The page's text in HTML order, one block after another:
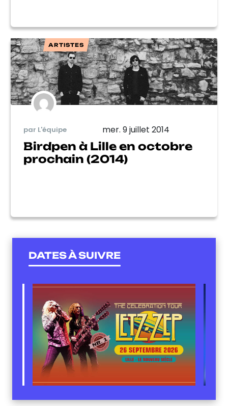
ARTISTES
par L'équipe mer. 9 juillet 2014
Birdpen à Lille en octobre
prochain (2014)
DATES À SUIVRE